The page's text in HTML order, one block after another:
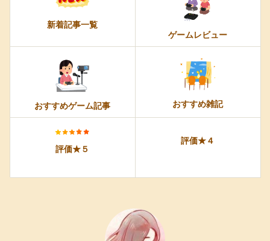
新着記事一覧
ゲームレビュー
おすすめゲーム記事 おすすめ雑記
評価★５
評価★４